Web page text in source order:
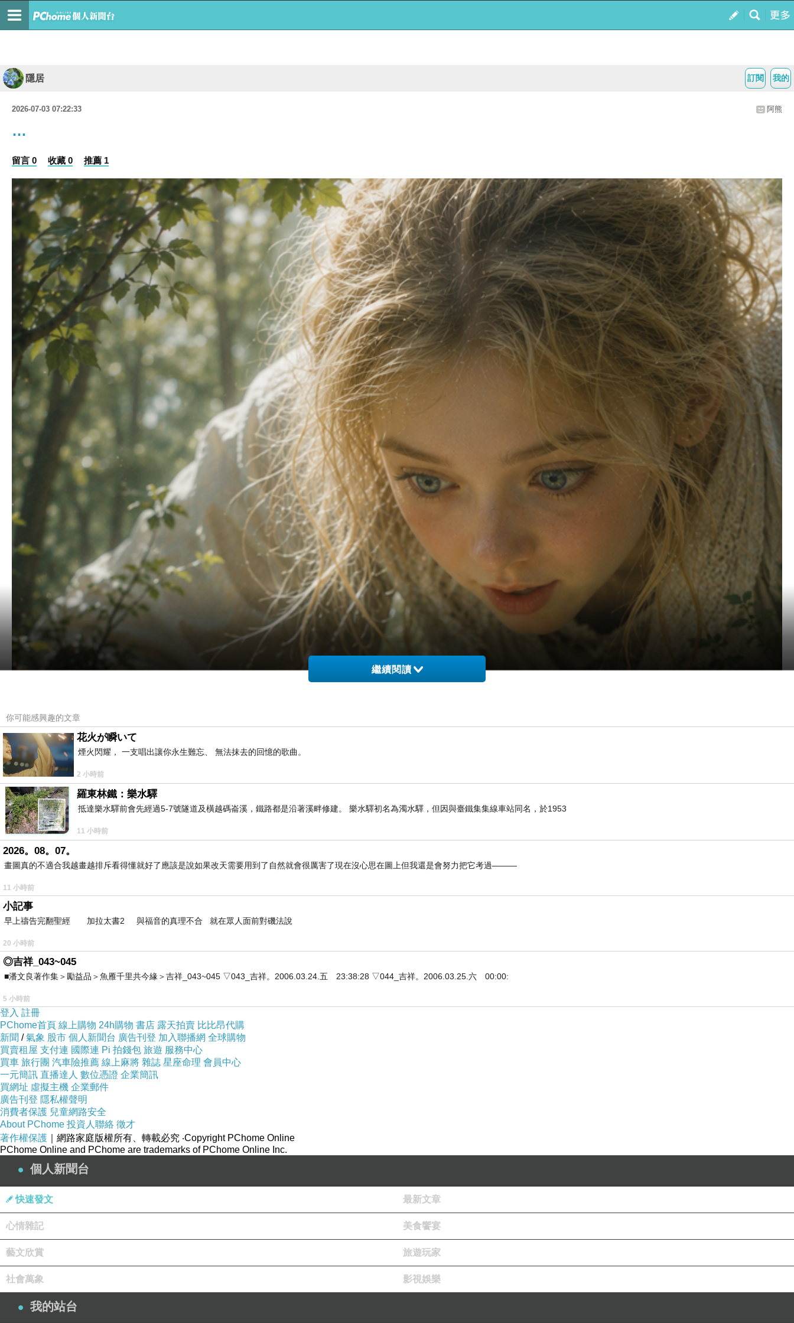
我的
訂閱
隱居
2026-07-03 07:22:33 阿熊
…
留言 0 收藏 0 推薦 1
繼續閱讀
你可能感興趣的文章
花火が瞬いて
煙火閃耀， 一支唱出讓你永生難忘、 無法抹去的回憶的歌曲。
2 小時前
羅東林鐵：樂水驛
抵達樂水驛前會先經過5-7號隧道及橫越碼崙溪，鐵路都是沿著溪畔修建。 樂水驛初名為濁水驛，但因與臺鐵集集線車站同名，於1953
11 小時前
2026。08。07。
畫圖真的不適合我越畫越排斥看得懂就好了應該是說如果改天需要用到了自然就會很厲害了現在沒心思在圖上但我還是會努力把它考過———
11 小時前
小記事
早上禱告完翻聖經 加拉太書2 與福音的真理不合 就在眾人面前對磯法說
20 小時前
◎吉祥_043~045
■潘文良著作集＞勵益品＞魚雁千里共今緣＞吉祥_043~045 ▽043_吉祥。2006.03.24.五 23:38:28 ▽044_吉祥。2006.03.25.六 00:00:
5 小時前
登入 註冊
PChome首頁 線上購物 24h購物 書店 露天拍賣 比比昂代購
新聞 /氣象 股市 個人新聞台 廣告刊登 加入聯播網 全球購物
買賣租屋 支付連 國際連 Pi 拍錢包 旅遊 服務中心
買車 旅行團 汽車險推薦 線上麻將 雜誌 星座命理 會員中心
一元簡訊 直播達人 數位憑證 企業簡訊
買網址 虛擬主機 企業郵件
廣告刊登 隱私權聲明
消費者保護 兒童網路安全
About PChome 投資人聯絡 徵才
著作權保護 ｜網路家庭版權所有、轉載必究 ‧Copyright PChome Online
PChome Online and PChome are trademarks of PChome Online Inc.
個人新聞台
快速發文 最新文章
心情雜記 美食饗宴
藝文欣賞 旅遊玩家
社會萬象 影視娛樂
我的站台